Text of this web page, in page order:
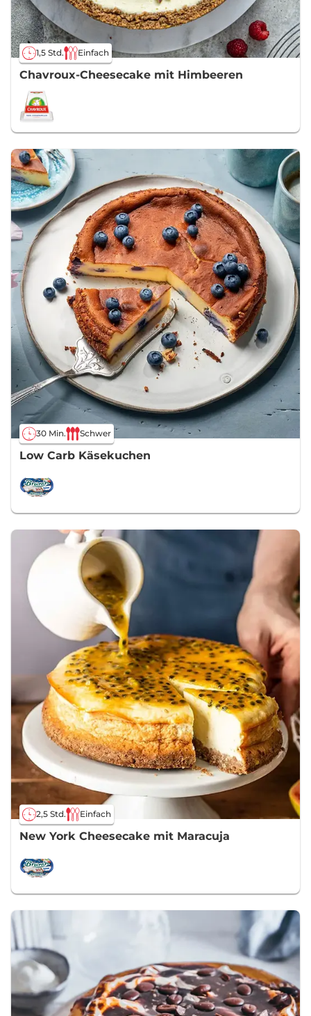
1,5 Std. Einfach
Chavroux-Cheesecake mit Himbeeren
30 Min. Schwer
Low Carb Käsekuchen
2,5 Std. Einfach
New York Cheesecake mit Maracuja